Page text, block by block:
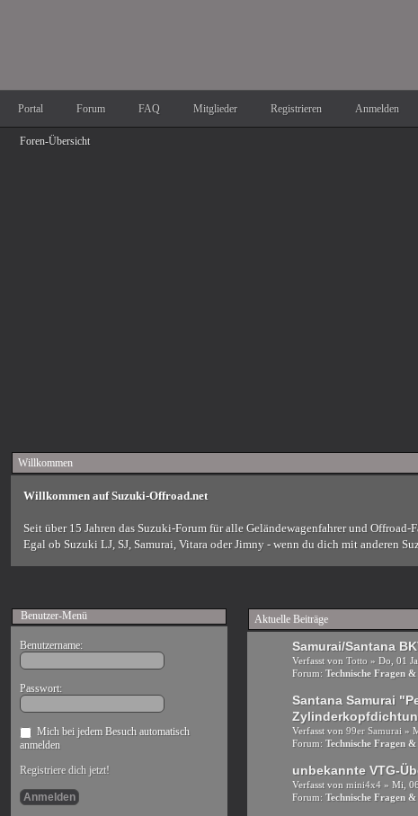
Portal Forum FAQ Mitglieder Registrieren Anmelden
Foren-Übersicht
Willkommen
Willkommen auf Suzuki-Offroad.net
Seit über 15 Jahren das Suzuki-Forum für alle Geländewagenfahrer und
Egal ob Suzuki LJ, SJ, Samurai, Vitara oder Jimny - wenn du dich mit anderen
Benutzer-Menü
Benutzername:
Passwort:
Mich bei jedem Besuch automatisch
anmelden
Registriere dich jetzt!
Aktuelle Beiträge
Samurai/Santana
Verfasst vonTotto » Do, 01
Forum:Technische Fragen
Santana Samurai
Verfasst von99er Samurai »
Forum:Technische Fragen
unbekannte VTG-
Verfasst vonmini4x4 » Mi,
Forum:Technische Fragen